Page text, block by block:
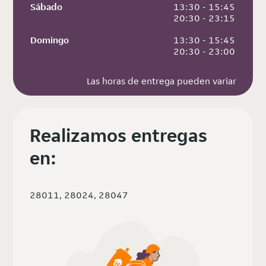
Sábado
13:30 - 15:45
20:30 - 23:15
Domingo
13:30 - 15:45
20:30 - 23:00
Las horas de entrega pueden variar
Realizamos entregas
en:
28011, 28024, 28047